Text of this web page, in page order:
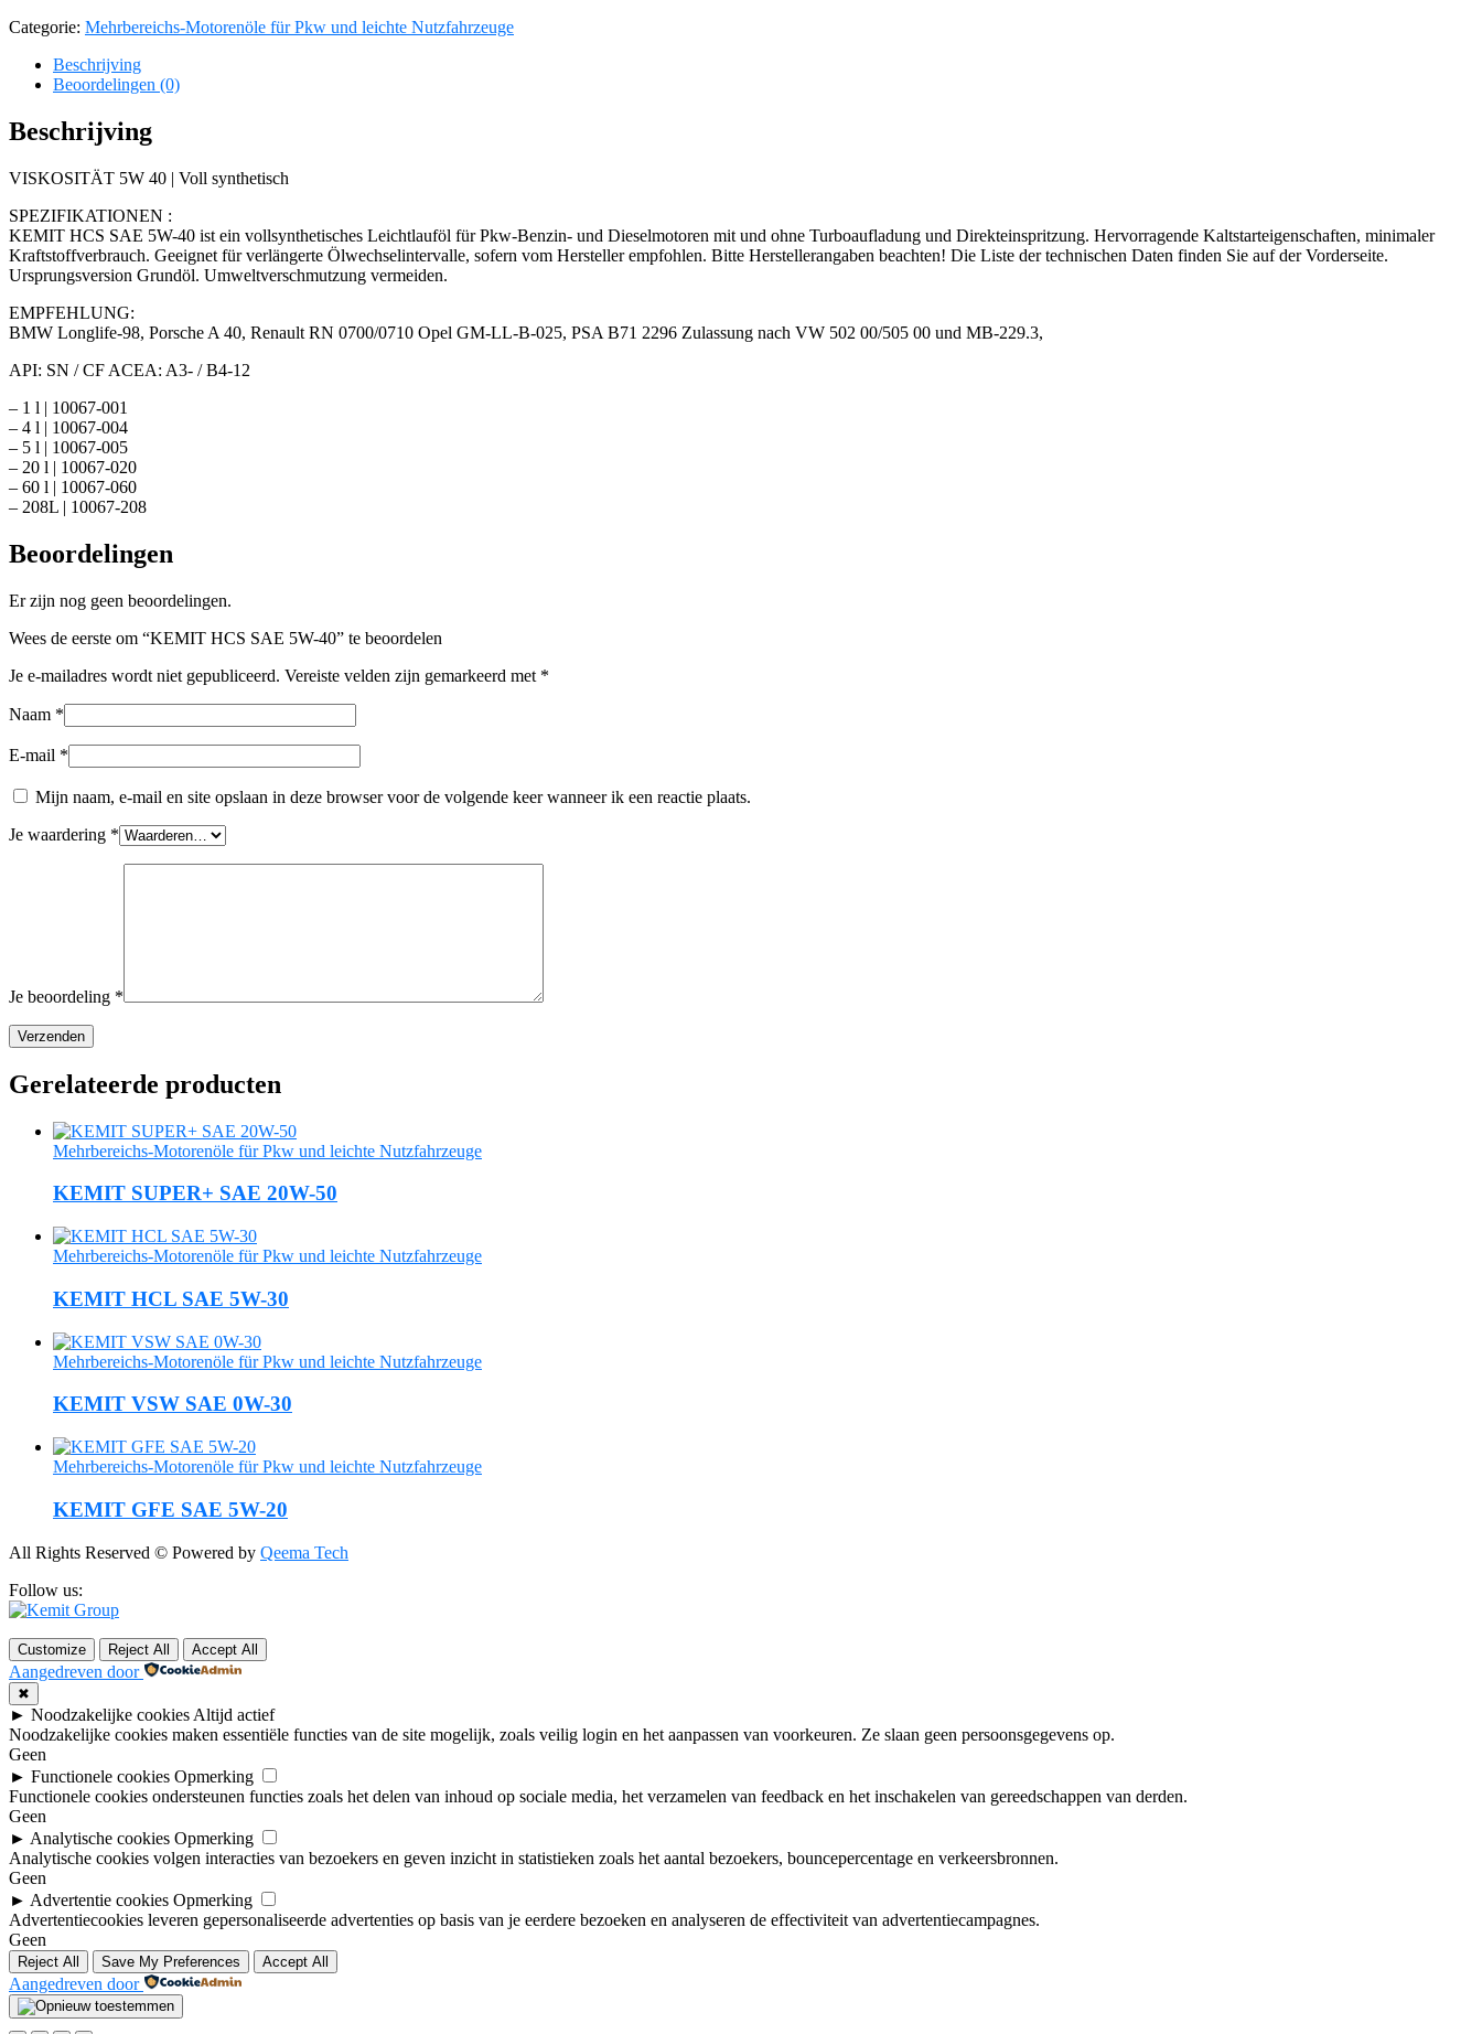
Categorie: Mehrbereichs-Motorenöle für Pkw und leichte Nutzfahrzeuge
Beschrijving
Beoordelingen (0)
Beschrijving
VISKOSITÄT 5W 40 | Voll synthetisch
SPEZIFIKATIONEN :
KEMIT HCS SAE 5W-40 ist ein vollsynthetisches Leichtlauföl für Pkw-Benzin- und Dieselmotoren mit und ohne Turboaufladung und Direkteinspritzung. Hervorragende Kaltstarteigenschaften, minimaler
Kraftstoffverbrauch. Geeignet für verlängerte Ölwechselintervalle, sofern vom Hersteller empfohlen. Bitte Herstellerangaben beachten! Die Liste der technischen Daten finden Sie auf der Vorderseite.
Ursprungsversion Grundöl. Umweltverschmutzung vermeiden.
EMPFEHLUNG:
BMW Longlife-98, Porsche A 40, Renault RN 0700/0710 Opel GM-LL-B-025, PSA B71 2296 Zulassung nach VW 502 00/505 00 und MB-229.3,
API: SN / CF ACEA: A3- / B4-12
– 1 l | 10067-001
– 4 l | 10067-004
– 5 l | 10067-005
– 20 l | 10067-020
– 60 l | 10067-060
– 208L | 10067-208
Beoordelingen
Er zijn nog geen beoordelingen.
Wees de eerste om “KEMIT HCS SAE 5W-40” te beoordelen
Je e-mailadres wordt niet gepubliceerd. Vereiste velden zijn gemarkeerd met *
Naam *
E-mail *
Mijn naam, e-mail en site opslaan in deze browser voor de volgende keer wanneer ik een reactie plaats.
Je waardering *
Je beoordeling *
Gerelateerde producten
Mehrbereichs-Motorenöle für Pkw und leichte Nutzfahrzeuge
KEMIT SUPER+ SAE 20W-50
Mehrbereichs-Motorenöle für Pkw und leichte Nutzfahrzeuge
KEMIT HCL SAE 5W-30
Mehrbereichs-Motorenöle für Pkw und leichte Nutzfahrzeuge
KEMIT VSW SAE 0W-30
Mehrbereichs-Motorenöle für Pkw und leichte Nutzfahrzeuge
KEMIT GFE SAE 5W-20
All Rights Reserved © Powered by Qeema Tech
Follow us:
Customize Reject All Accept All
Aangedreven door
✖
► Noodzakelijke cookies Altijd actief
Noodzakelijke cookies maken essentiële functies van de site mogelijk, zoals veilig login en het aanpassen van voorkeuren. Ze slaan geen persoonsgegevens op.
Geen
► Functionele cookies Opmerking
Functionele cookies ondersteunen functies zoals het delen van inhoud op sociale media, het verzamelen van feedback en het inschakelen van gereedschappen van derden.
Geen
► Analytische cookies Opmerking
Analytische cookies volgen interacties van bezoekers en geven inzicht in statistieken zoals het aantal bezoekers, bouncepercentage en verkeersbronnen.
Geen
► Advertentie cookies Opmerking
Advertentiecookies leveren gepersonaliseerde advertenties op basis van je eerdere bezoeken en analyseren de effectiviteit van advertentiecampagnes.
Geen
Reject All Save My Preferences Accept All
Aangedreven door